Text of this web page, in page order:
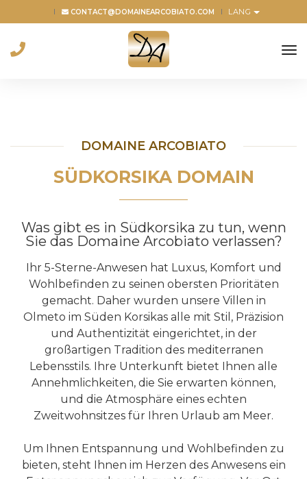
CONTACT@DOMAINEARCOBIATO.COM LANG
DOMAINE ARCOBIATO
SÜDKORSIKA DOMAIN
Was gibt es in Südkorsika zu tun, wenn
Sie das Domaine Arcobiato verlassen?
Ihr 5-Sterne-Anwesen hat Luxus, Komfort und
Wohlbefinden zu seinen obersten Prioritäten
gemacht. Daher wurden unsere Villen in
Olmeto im Süden Korsikas alle mit Stil, Präzision
und Authentizität eingerichtet, in der
großartigen Tradition des mediterranen
Lebensstils. Ihre Unterkunft bietet Ihnen alle
Annehmlichkeiten, die Sie erwarten können,
und die Atmosphäre eines echten
Zweitwohnsitzes für Ihren Urlaub am Meer.
Um Ihnen Entspannung und Wohlbefinden zu
bieten, steht Ihnen im Herzen des Anwesens ein